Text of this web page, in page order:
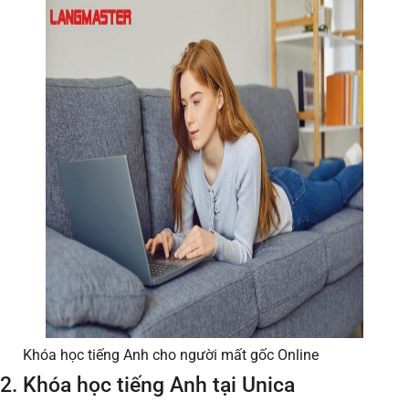
Khóa học tiếng Anh cho người mất gốc Online
2. Khóa học tiếng Anh tại Unica